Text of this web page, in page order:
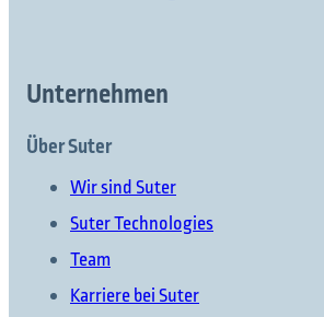
Unternehmen
Über Suter
Wir sind Suter
Suter Technologies
Team
Karriere bei Suter